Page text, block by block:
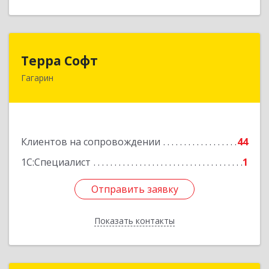
Терра Софт
Гагарин
Клиентов на сопровождении
44
1С:Специалист
1
Отправить заявку
Показать контакты
215010, Смоленская обл, Гагарин г, Ленина ул,
Отправить заявку
Назад